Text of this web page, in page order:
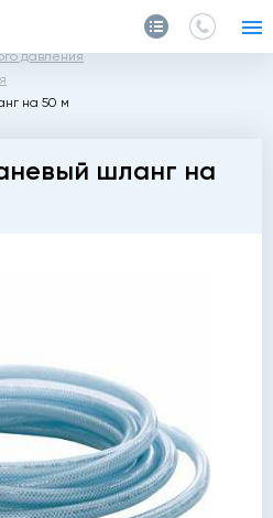
давления
на 50 м
шланг на